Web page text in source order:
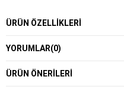
ÜRÜN ÖZELLIKLERI
YORUMLAR(0)
ÜRÜN ÖNERILERI